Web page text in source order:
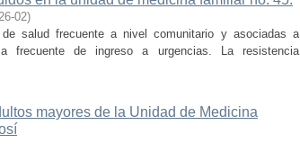
02)
salud frecuente a nivel comunitario y asociadas a
frecuente de ingreso a urgencias. La resistencia
mayores de la Unidad de Medicina